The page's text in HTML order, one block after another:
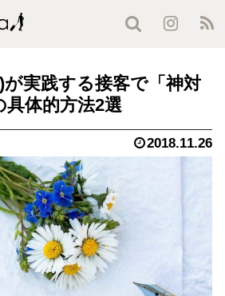
実践する接客で「神対
体的方法2選
2018.11.26